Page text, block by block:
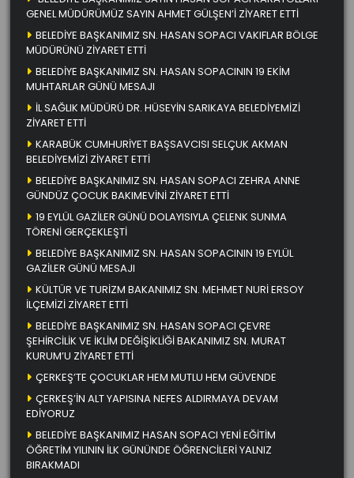
GENEL MÜDÜRÜMÜZ SAYIN AHMET GÜLŞEN’İ ZİYARET ETTİ
BELEDİYE BAŞKANIMIZ SN. HASAN SOPACI VAKIFLAR BÖLGE
MÜDÜRÜNÜ ZİYARET ETTİ
BELEDİYE BAŞKANIMIZ SN. HASAN SOPACININ 19 EKİM
MUHTARLAR GÜNÜ MESAJI
İL SAĞLIK MÜDÜRÜ DR. HÜSEYİN SARIKAYA BELEDİYEMİZİ
ZİYARET ETTİ
KARABÜK CUMHURİYET BAŞSAVCISI SELÇUK AKMAN
BELEDİYEMİZİ ZİYARET ETTİ
BELEDİYE BAŞKANIMIZ SN. HASAN SOPACI ZEHRA ANNE
GÜNDÜZ ÇOCUK BAKIMEVİNİ ZİYARET ETTİ
19 EYLÜL GAZİLER GÜNÜ DOLAYISIYLA ÇELENK SUNMA
TÖRENİ GERÇEKLEŞTİ
BELEDİYE BAŞKANIMIZ SN. HASAN SOPACININ 19 EYLÜL
GAZİLER GÜNÜ MESAJI
KÜLTÜR VE TURİZM BAKANIMIZ SN. MEHMET NURİ ERSOY
İLÇEMİZİ ZİYARET ETTİ
BELEDİYE BAŞKANIMIZ SN. HASAN SOPACI ÇEVRE
ŞEHİRCİLİK VE İKLİM DEĞİŞİKLİĞİ BAKANIMIZ SN. MURAT
KURUM’U ZİYARET ETTİ
ÇERKEŞ’TE ÇOCUKLAR HEM MUTLU HEM GÜVENDE
ÇERKEŞ’İN ALT YAPISINA NEFES ALDIRMAYA DEVAM
EDİYORUZ
BELEDİYE BAŞKANIMIZ HASAN SOPACI YENİ EĞİTİM
ÖĞRETİM YILININ İLK GÜNÜNDE ÖĞRENCİLERİ YALNIZ
BIRAKMADI